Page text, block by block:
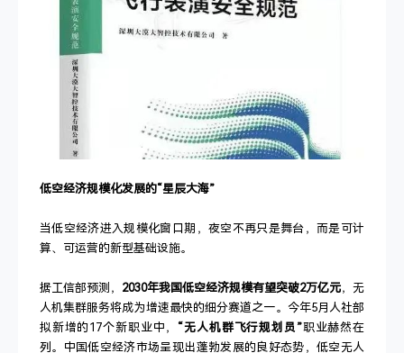
低空经济规模化发展的“星辰大海”
当低空经济进入规模化窗口期，夜空不再只是舞台，而是可计
算、可运营的新型基础设施。
据工信部预测， 2030年我国低空经济规模有望突破2万亿元，无
人机集群服务将成为增速最快的细分赛道之一。今年5月人社部
拟新增的17个新职业中，“无人机群飞行规划员”职业赫然在
列。中国低空经济市场呈现出蓬勃发展的良好态势，低空无人